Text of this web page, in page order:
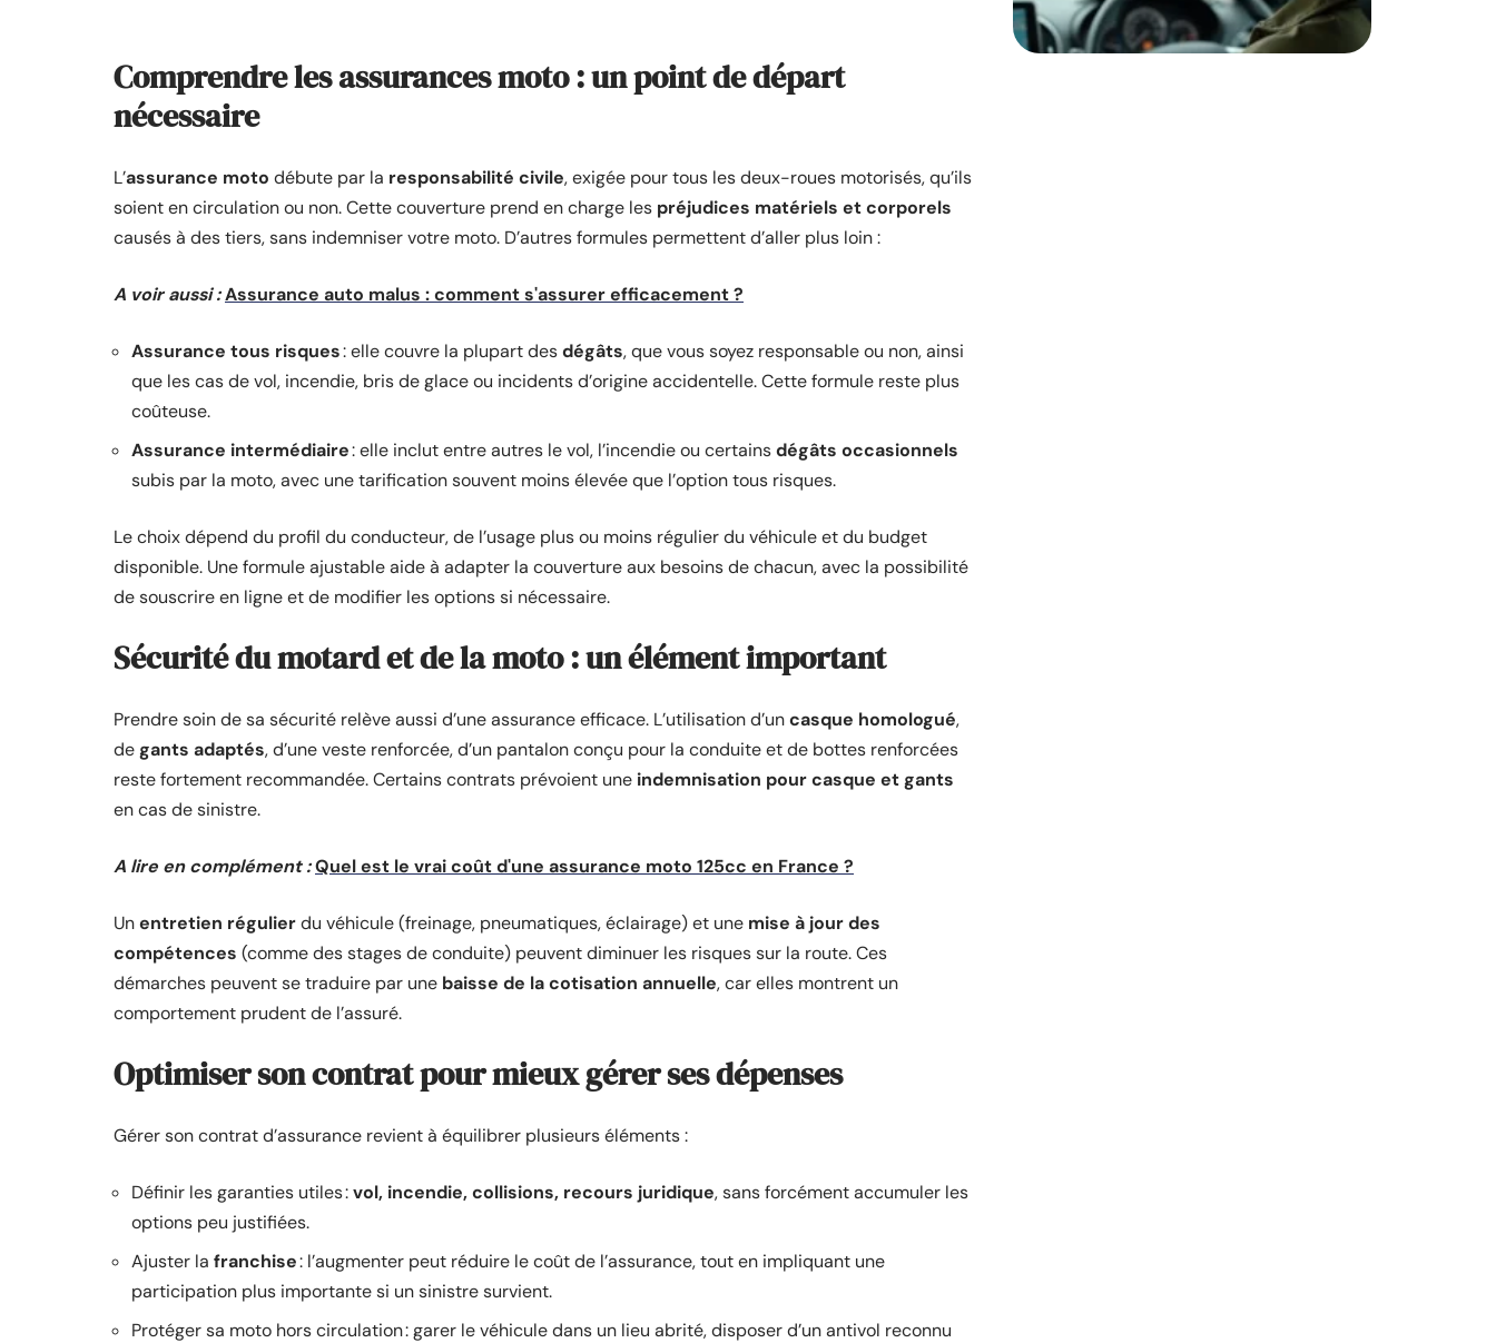
Comprendre les assurances moto : un point de départ
nécessaire
L’assurance moto débute par la responsabilité civile, exigée pour tous les deux-roues motorisés, qu’ils
soient en circulation ou non. Cette couverture prend en charge les préjudices matériels et corporels
causés à des tiers, sans indemniser votre moto. D’autres formules permettent d’aller plus loin :
A voir aussi :Assurance auto malus : comment s'assurer efficacement ?
Assurance tous risques: elle couvre la plupart desdégâts, que vous soyez responsable ou non, ainsi
que les cas de vol, incendie, bris de glace ou incidents d’origine accidentelle. Cette formule reste plus
coûteuse.
Assurance intermédiaire: elle inclut entre autres le vol, l’incendie ou certainsdégâts occasionnels
subis par la moto, avec une tarification souvent moins élevée que l’option tous risques.
Le choix dépend du profil du conducteur, de l’usage plus ou moins régulier du véhicule et du budget
disponible. Une formule ajustable aide à adapter la couverture aux besoins de chacun, avec la possibilité
de souscrire en ligne et de modifier les options si nécessaire.
Sécurité du motard et de la moto : un élément important
Prendre soin de sa sécurité relève aussi d’une assurance efficace. L’utilisation d’uncasque homologué,
degants adaptés, d’une veste renforcée, d’un pantalon conçu pour la conduite et de bottes renforcées
reste fortement recommandée. Certains contrats prévoient une indemnisation pour casque et gants
en cas de sinistre.
A lire en complément :Quel est le vrai coût d'une assurance moto 125cc en France ?
Unentretien régulierdu véhicule (freinage, pneumatiques, éclairage) et une mise à jour des
compétences (comme des stages de conduite) peuvent diminuer les risques sur la route. Ces
démarches peuvent se traduire par une baisse de la cotisation annuelle, car elles montrent un
comportement prudent de l’assuré.
Optimiser son contrat pour mieux gérer ses dépenses
Gérer son contrat d’assurance revient à équilibrer plusieurs éléments :
Définir les garanties utiles :vol, incendie, collisions, recours juridique, sans forcément accumuler les
options peu justifiées.
Ajuster la franchise: l’augmenter peut réduire le coût de l’assurance, tout en impliquant une
participation plus importante si un sinistre survient.
Protéger sa moto hors circulation : garer le véhicule dans un lieu abrité, disposer d’un antivol reconnu